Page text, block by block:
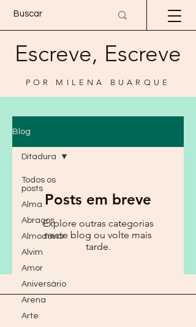
Escreve, Escreve
POR MILENA BUARQUE
Blog
Todos os
posts
Alma
Abraços
Almodóvar
Alvim
Amor
Aniversário
Arena
Arte
Ditadura
Posts em breve
Explore outras categorias
neste blog ou volte mais
tarde.